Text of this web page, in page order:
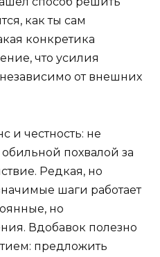
как ты сам
конкретика
что усилия
от внешних
и честность: не
похвалой за
Редкая, но
шаги работает
но
Вдобавок полезно
предложить